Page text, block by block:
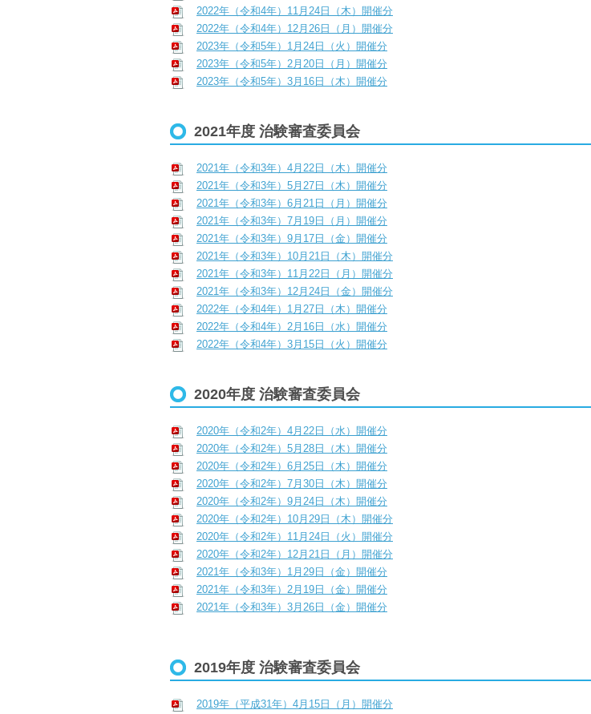
2022年（令和4年）11月24日（木）開催分
2022年（令和4年）12月26日（月）開催分
2023年（令和5年）1月24日（火）開催分
2023年（令和5年）2月20日（月）開催分
2023年（令和5年）3月16日（木）開催分
2021年度 治験審査委員会
2021年（令和3年）4月22日（木）開催分
2021年（令和3年）5月27日（木）開催分
2021年（令和3年）6月21日（月）開催分
2021年（令和3年）7月19日（月）開催分
2021年（令和3年）9月17日（金）開催分
2021年（令和3年）10月21日（木）開催分
2021年（令和3年）11月22日（月）開催分
2021年（令和3年）12月24日（金）開催分
2022年（令和4年）1月27日（木）開催分
2022年（令和4年）2月16日（水）開催分
2022年（令和4年）3月15日（火）開催分
2020年度 治験審査委員会
2020年（令和2年）4月22日（水）開催分
2020年（令和2年）5月28日（木）開催分
2020年（令和2年）6月25日（木）開催分
2020年（令和2年）7月30日（木）開催分
2020年（令和2年）9月24日（木）開催分
2020年（令和2年）10月29日（木）開催分
2020年（令和2年）11月24日（火）開催分
2020年（令和2年）12月21日（月）開催分
2021年（令和3年）1月29日（金）開催分
2021年（令和3年）2月19日（金）開催分
2021年（令和3年）3月26日（金）開催分
2019年度 治験審査委員会
2019年（平成31年）4月15日（月）開催分